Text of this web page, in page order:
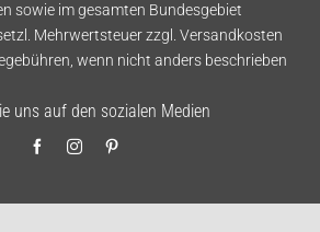
sowie im gesamten Bundesgebiet
Mehrwertsteuer zzgl. Versandkosten
wenn nicht anders beschrieben
uns auf den sozialen Medien